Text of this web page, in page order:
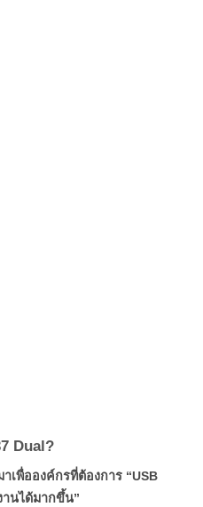
Dual?
เพื่อองค์กรที่ต้องการ “USB
นได้มากขึ้น”